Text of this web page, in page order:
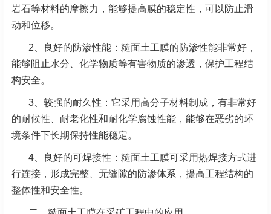
岩石等材料的摩擦力，能够提高膜的稳定性，可以防止滑
动和位移。
2、良好的防渗性能：糙面土工膜的防渗性能非常好，
能够阻止水分、化学物质等有害物质的渗透，保护工程结
构安全。
3、较强的耐久性：它采用高分子材料制成，有非常好
的耐候性、耐老化性和耐化学腐蚀性能，能够在恶劣的环
境条件下长期保持性能稳定。
4、良好的可焊接性：糙面土工膜可采用热焊接方式进
行连接，形成完整、无缝隙的防渗体系，提高工程结构的
整体性和安全性。